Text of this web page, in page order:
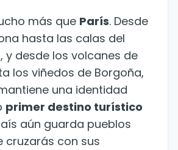
más que París. Desde
hasta las calas del
y desde los volcanes de
los viñedos de Borgoña,
una identidad
primer destino turístico
aún guarda pueblos
cruzarás con sus